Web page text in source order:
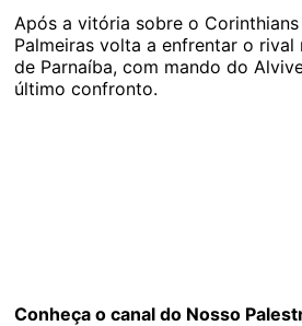
Após a vitória sobre o
Palmeiras volta a enfrentar o
de Parnaíba, com mando do
último confronto.
Conheça o canal do Nosso